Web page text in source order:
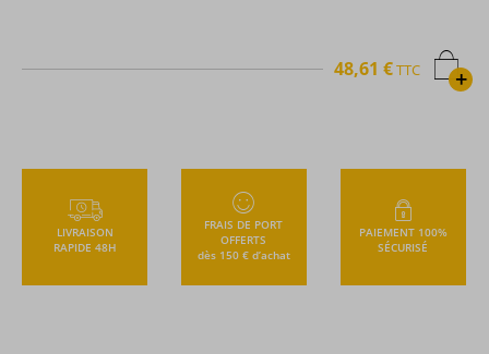
+
48,61 €TTC
LIVRAISON
RAPIDE 48H
FRAIS DE PORT
OFFERTS
dès 150 € d’achat
PAIEMENT 100%
SÉCURISÉ